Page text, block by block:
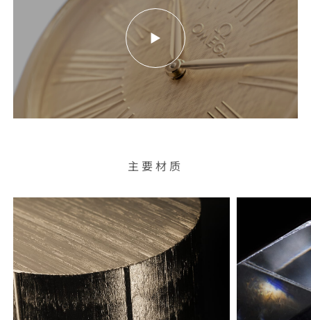
Media
alternative
for
the
text
Launch
video
主要材质